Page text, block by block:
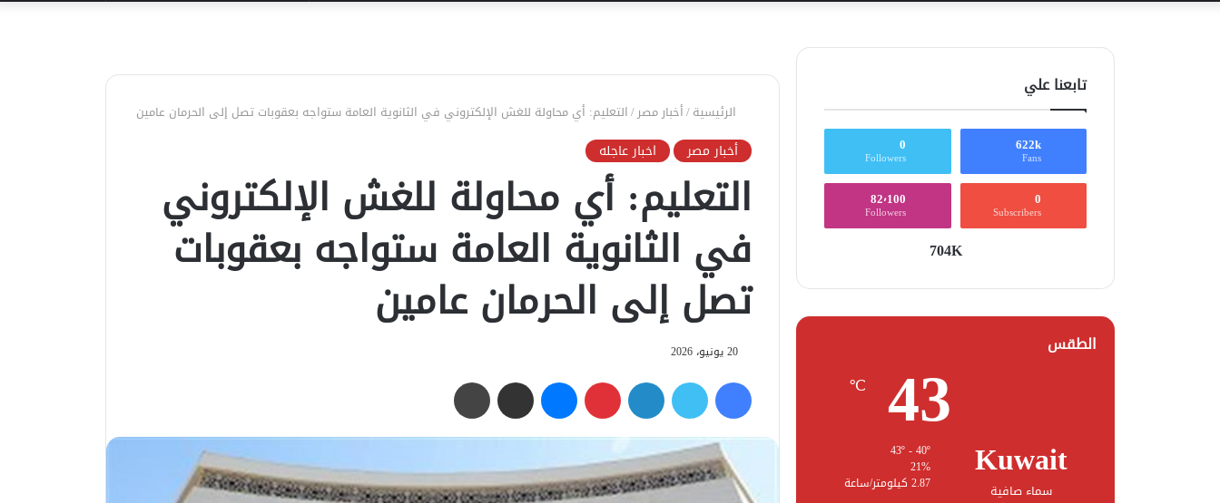
الرئيسية/أخبار مصر/التعليم: أي محاولة للغش الإلكتروني في الثانوية العامة ستواجه بعقوبات تصل إلى الحرمان عامين
أخبار مصر اخبار عاجله
التعليم: أي محاولة للغش الإلكتروني
في الثانوية العامة ستواجه بعقوبات
تصل إلى الحرمان عامين
20 يونيو، 2026
فيسبوك تويتر لينكدإن بينتيريست ماسنجر مشاركة عبر البريد
تابعنا علي
622k
Fans
0
Followers
0
Subscribers
82٬100
Followers
704K
الطقس
Kuwait
سماء صافية
43
℃
43º - 40º
21%
2.87 كيلومتر/ساعة